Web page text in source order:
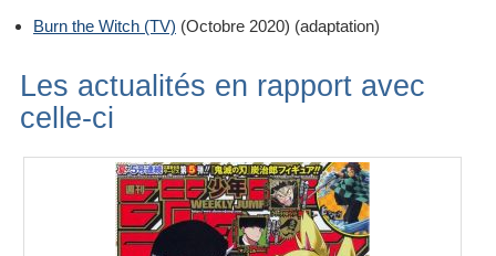
Burn the Witch (TV) (Octobre 2020) (adaptation)
Les actualités en rapport avec
celle-ci